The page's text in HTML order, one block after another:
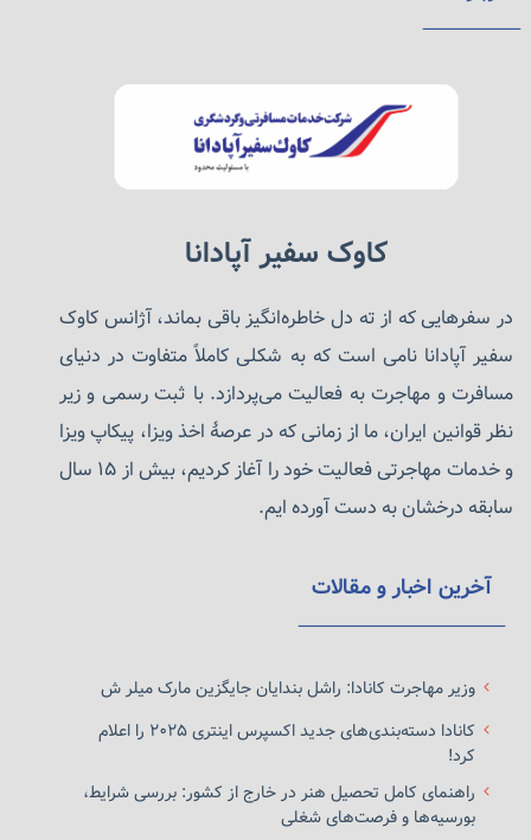
کاوک سفیر آپادانا
در سفرهایی که از ته دل خاطره‌انگیز باقی بماند، آژانس کاوک
سفیر آپادانا نامی است که به شکلی کاملاً متفاوت در دنیای
مسافرت و مهاجرت به فعالیت می‌پردازد. با ثبت رسمی و زیر
نظر قوانین ایران، ما از زمانی که در عرصهٔ اخذ ویزا، پیکاپ ویزا
و خدمات مهاجرتی فعالیت خود را آغاز کردیم، بیش از ۱۵ سال
سابقه درخشان به دست آورده ایم.
آخرین اخبار و مقالات
وزیر مهاجرت کانادا: راشل بندایان جایگزین مارک میلر ش
کانادا دسته‌بندی‌های جدید اکسپرس اینتری ۲۰۲۵ را اعلام
کرد!
راهنمای کامل تحصیل هنر در خارج از کشور: بررسی شرایط،
بورسیه‌ها و فرصت‌های شغلی